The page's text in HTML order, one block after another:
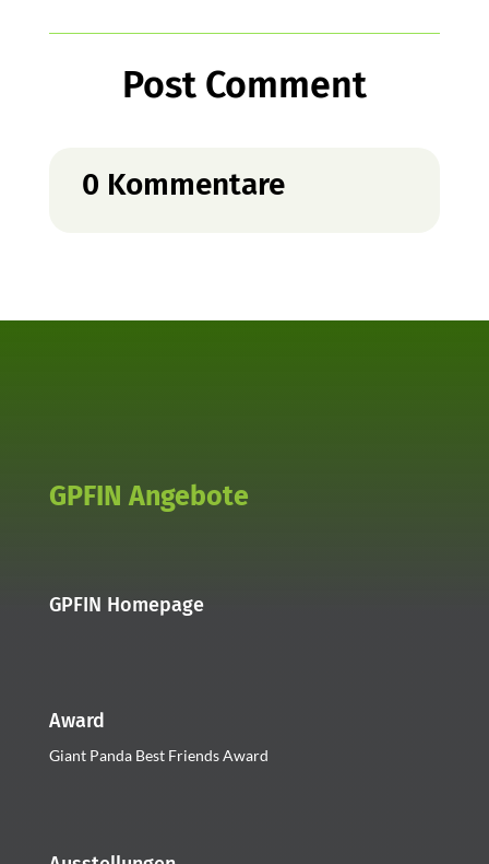
Post Comment
0 Kommentare
GPFIN Angebote
GPFIN Homepage
Award
Giant Panda Best Friends Award